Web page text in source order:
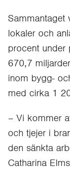
Sammantaget
lokaler och
procent under
670,7
inom bygg-
med cirka 1
– Vi kommer
och tjejer i
den sänkta
Catharina